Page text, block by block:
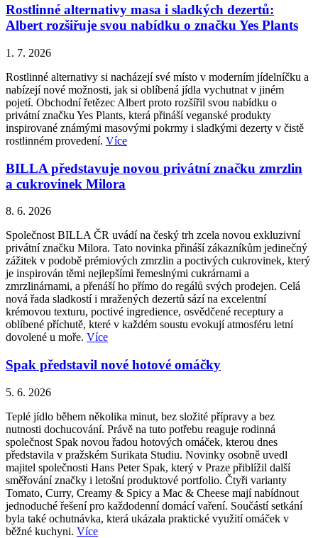
Rostlinné alternativy masa i sladkých dezertů:
Albert rozšiřuje svou nabídku o značku Yes Plants
1. 7. 2026
Rostlinné alternativy si nacházejí své místo v moderním jídelníčku a
nabízejí nové možnosti, jak si oblíbená jídla vychutnat v jiném
pojetí. Obchodní řetězec Albert proto rozšířil svou nabídku o
privátní značku Yes Plants, která přináší veganské produkty
inspirované známými masovými pokrmy i sladkými dezerty v čistě
rostlinném provedení. Více
BILLA představuje novou privátní značku zmrzlin
a cukrovinek Milora
8. 6. 2026
Společnost BILLA ČR uvádí na český trh zcela novou exkluzivní
privátní značku Milora. Tato novinka přináší zákazníkům jedinečný
zážitek v podobě prémiových zmrzlin a poctivých cukrovinek, který
je inspirován těmi nejlepšími řemeslnými cukrárnami a
zmrzlinárnami, a přenáší ho přímo do regálů svých prodejen. Celá
nová řada sladkostí i mražených dezertů sází na excelentní
krémovou texturu, poctivé ingredience, osvědčené receptury a
oblíbené příchutě, které v každém soustu evokují atmosféru letní
dovolené u moře. Více
Spak představil nové hotové omáčky
5. 6. 2026
Teplé jídlo během několika minut, bez složité přípravy a bez
nutnosti dochucování. Právě na tuto potřebu reaguje rodinná
společnost Spak novou řadou hotových omáček, kterou dnes
představila v pražském Surikata Studiu. Novinky osobně uvedl
majitel společnosti Hans Peter Spak, který v Praze přiblížil další
směřování značky i letošní produktové portfolio. Čtyři varianty
Tomato, Curry, Creamy & Spicy a Mac & Cheese mají nabídnout
jednoduché řešení pro každodenní domácí vaření. Součástí setkání
byla také ochutnávka, která ukázala praktické využití omáček v
běžné kuchyni. Více